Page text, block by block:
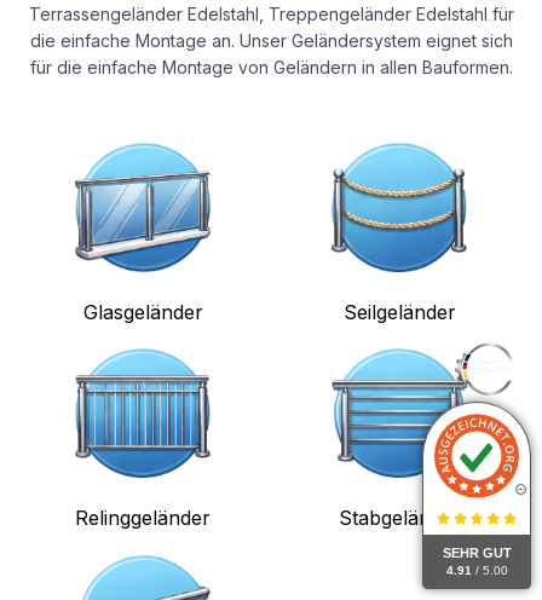
SEHR GUT
4.91 / 5.00
Terrassengeländer Edelstahl, Treppengeländer Edelstahl für
die einfache Montage an. Unser Geländersystem eignet sich
für die einfache Montage von Geländern in allen Bauformen.
Glasgeländer Seilgeländer
Relinggeländer Stabgeländer